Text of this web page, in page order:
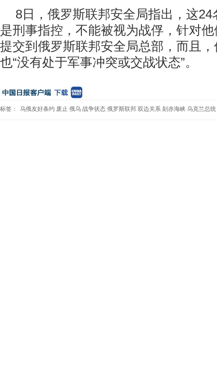
8日，俄罗斯联邦安全局指出，这
是刑事指控，不能被视为战俘，针对
提交到俄罗斯联邦安全局总部，而且
也“没有处于军事冲突或交战状态”。
标签： 乌俄友好条约 废止 俄乌 战争状态 俄罗斯联邦 双边关系 刻赤海峡 乌克兰总统